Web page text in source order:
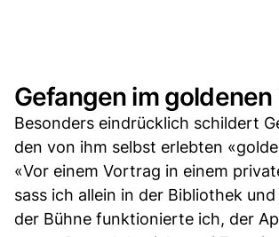
Gefangen im goldenen
Besonders eindrücklich schildert
den von ihm selbst erlebten
«Vor einem Vortrag in einem
sass ich allein in der Bibliothek
der Bühne funktionierte ich, der